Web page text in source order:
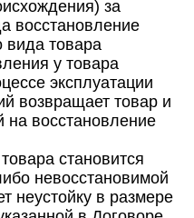
за
восстановление
вида товара
у товара
эксплуатации
возвращает товар и
восстановление
становится
невосстановимой
неустойку в размере